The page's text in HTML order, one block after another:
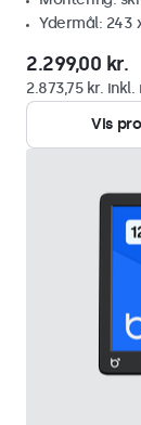
Ydermål: 243
2.299,00 kr.
2.873,75 kr. inkl.
Vis